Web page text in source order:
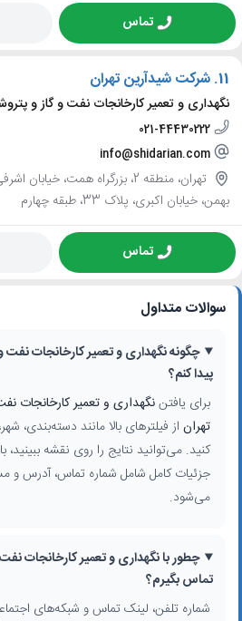
تماس
11. شرکت شیدآرین تهران
نگهداری و تعمیر کارخانجات نفت و گاز و
021-44430222
info@shidarian.com
بهمن، خیابان اکبری، پلاک 33، طبقه چهارم
تماس
سوالات متداول
چگونه نگهداری و تعمیر کارخانجات نفت
پیدا کنم؟
برای یافتننگهداری و تعمیر کارخانجات
تهران از فیلترهای بالا مانند دسته‌بندی،
کنید. می‌توانید نتایج را روی نقشه
جزئیات کامل شامل شماره تماس، آدرس و
می‌شود.
چطور با نگهداری و تعمیر کارخانجات
تماس بگیرم؟
شماره تلفن، لینک تماس و شبکه‌های